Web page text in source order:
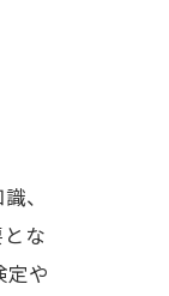
、
な
定や